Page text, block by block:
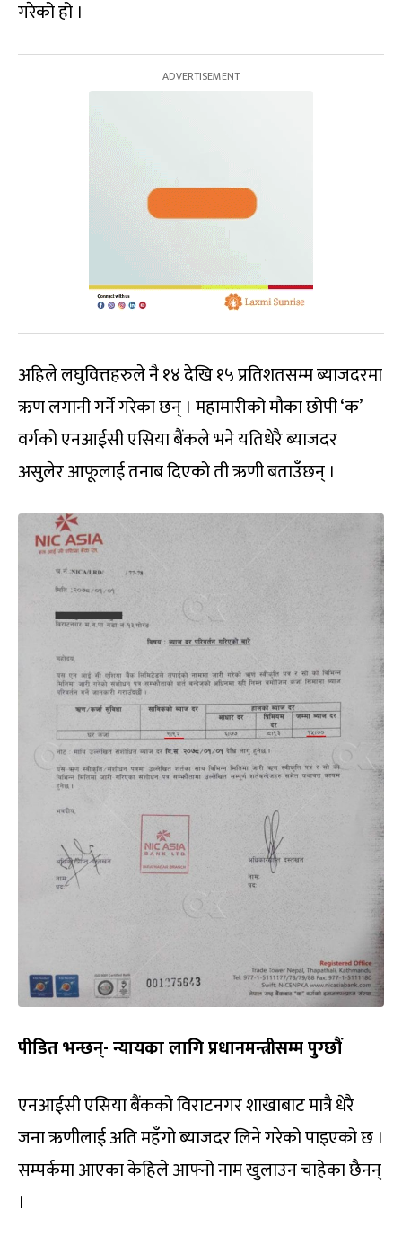
गरेको हो ।
अहिले लघुवित्तहरुले नै १४ देखि १५ प्रतिशतसम्म ब्याजदरमा
ऋण लगानी गर्ने गरेका छन् । महामारीको मौका छोपी ‘क’
वर्गको एनआईसी एसिया बैंकले भने यतिधेरै ब्याजदर
असुलेर आफूलाई तनाब दिएको ती ऋणी बताउँछन् ।
पीडित भन्छन्- न्यायका लागि प्रधानमन्त्रीसम्म पुग्छौं
एनआईसी एसिया बैंकको विराटनगर शाखाबाट मात्रै धेरै
जना ऋणीलाई अति महँगो ब्याजदर लिने गरेको पाइएको छ ।
सम्पर्कमा आएका केहिले आफ्नो नाम खुलाउन चाहेका छैनन्
।